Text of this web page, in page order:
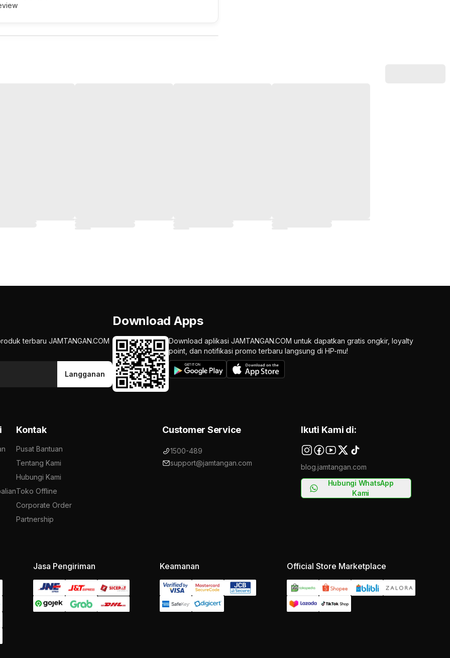
terbaru JAMTANGAN.COM
Langganan
Download Apps
Download aplikasi JAMTANGAN.COM untuk dapatkan gratis ongkir, loyalty
point, dan notifikasi promo terbaru langsung di HP-mu!
Kontak
Pusat Bantuan
Tentang Kami
Hubungi Kami
Toko Offline
Corporate Order
Partnership
Customer Service
1500-489
support@jamtangan.com
Ikuti Kami di:
blog.jamtangan.com
Hubungi WhatsApp
Kami
Jasa Pengiriman Keamanan Official Store Marketplace